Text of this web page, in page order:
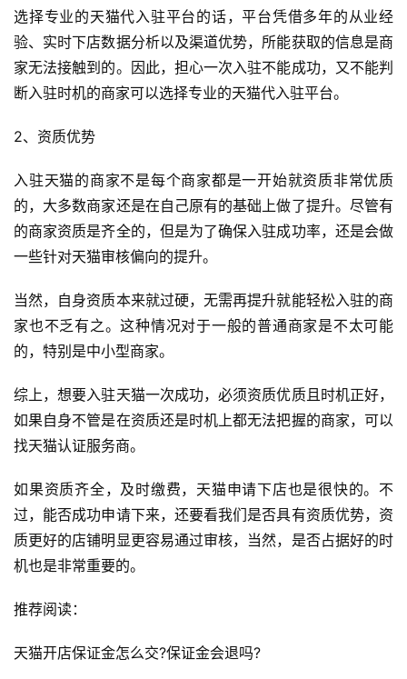
首
自
媒
G
E
O
优
A
选择专业的天猫代入驻平台的话，平台凭借多年的从业经
验、实时下店数据分析以及渠道优势，所能获取的信息是商
家无法接触到的。因此，担心一次入驻不能成功，又不能判
断入驻时机的商家可以选择专业的天猫代入驻平台。
2、资质优势
入驻天猫的商家不是每个商家都是一开始就资质非常优质
的，大多数商家还是在自己原有的基础上做了提升。尽管有
的商家资质是齐全的，但是为了确保入驻成功率，还是会做
一些针对天猫审核偏向的提升。
当然，自身资质本来就过硬，无需再提升就能轻松入驻的商
家也不乏有之。这种情况对于一般的普通商家是不太可能
的，特别是中小型商家。
综上，想要入驻天猫一次成功，必须资质优质且时机正好，
如果自身不管是在资质还是时机上都无法把握的商家，可以
找天猫认证服务商。
如果资质齐全，及时缴费，天猫申请下店也是很快的。不
过，能否成功申请下来，还要看我们是否具有资质优势，资
质更好的店铺明显更容易通过审核，当然，是否占据好的时
机也是非常重要的。
推荐阅读：
天猫开店保证金怎么交?保证金会退吗?